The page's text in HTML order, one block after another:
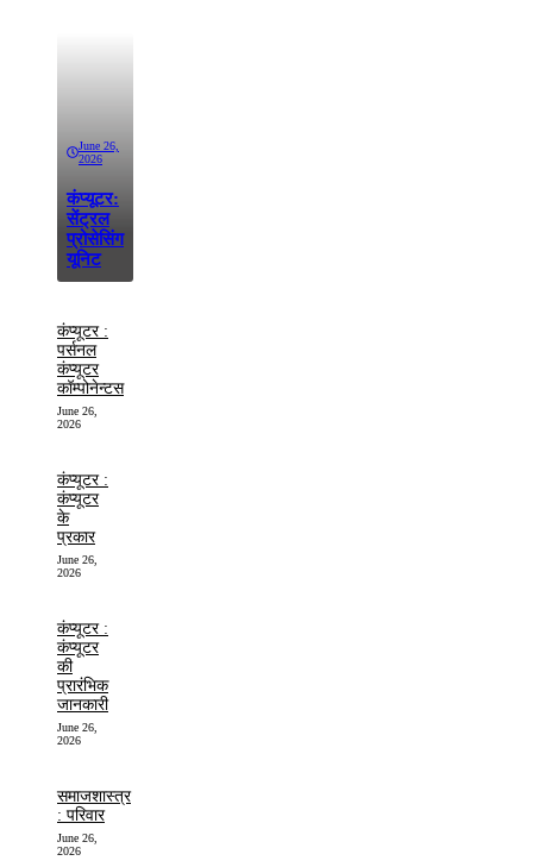
June 26,
2026
कंप्यूटर:
सेंट्रल
प्रोसेसिंग
यूनिट
कंप्यूटर :
पर्सनल
कंप्यूटर
कॉम्पोनेन्टस
June 26,
2026
कंप्यूटर :
कंप्यूटर
के
प्रकार
June 26,
2026
कंप्यूटर :
कंप्यूटर
की
प्रारंभिक
जानकारी
June 26,
2026
समाजशास्त्र
: परिवार
June 26,
2026